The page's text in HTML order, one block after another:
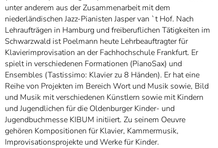
unter anderem aus der Zusammenarbeit mit dem
niederländischen Jazz-Pianisten Jasper van `t Hof. Nach
Lehraufträgen in Hamburg und freiberuflichen Tätigkeiten im
Schwarzwald ist Poelmann heute Lehrbeauftragter für
Klavierimprovisation an der Fachhochschule Frankfurt. Er
spielt in verschiedenen Formationen (PianoSax) und
Ensembles (Tastissimo: Klavier zu 8 Händen). Er hat eine
Reihe von Projekten im Bereich Wort und Musik sowie, Bild
und Musik mit verschiedenen Künstlern sowie mit Kindern
und Jugendlichen für die Oldenburger Kinder- und
Jugendbuchmesse KIBUM initiiert. Zu seinem Oeuvre
gehören Kompositionen für Klavier, Kammermusik,
Improvisationsprojekte und Werke für Kinder.